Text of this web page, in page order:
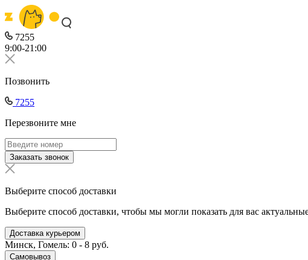
7255
9:00-21:00
Позвонить
7255
Перезвоните мне
Заказать звонок
Выберите способ доставки
Выберите способ доставки, чтобы мы могли показать для вас
Доставка курьером
Минск, Гомель: 0 - 8 руб.
Самовывоз